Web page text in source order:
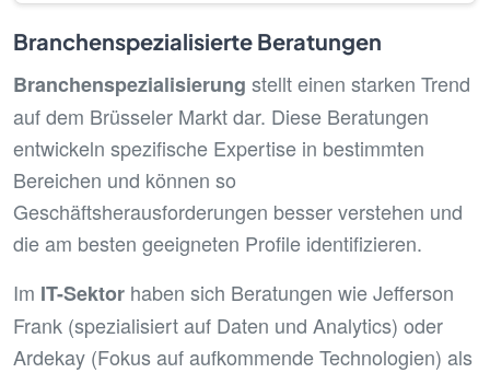
Branchenspezialisierte Beratungen
Branchenspezialisierung stellt einen starken Trend
auf dem Brüsseler Markt dar. Diese Beratungen
entwickeln spezifische Expertise in bestimmten
Bereichen und können so
Geschäftsherausforderungen besser verstehen und
die am besten geeigneten Profile identifizieren.
Im IT-Sektor haben sich Beratungen wie Jefferson
Frank (spezialisiert auf Daten und Analytics) oder
Ardekay (Fokus auf aufkommende Technologien) als